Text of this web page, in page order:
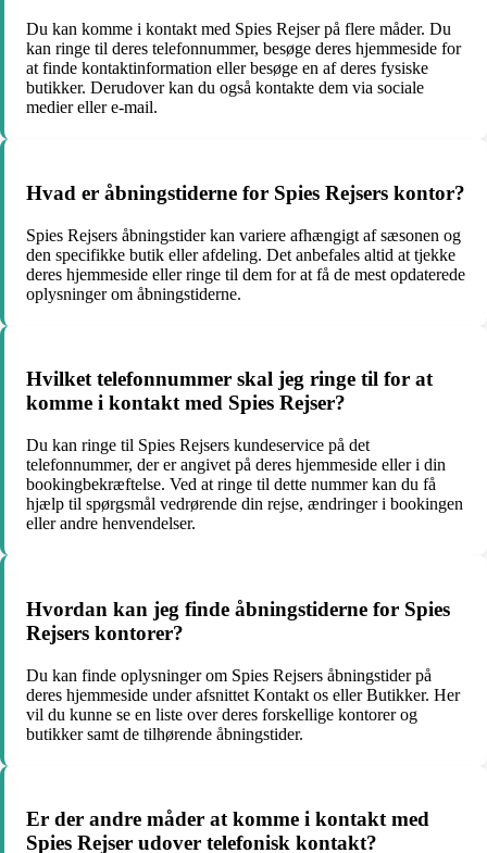
Du kan komme i kontakt med Spies Rejser på flere måder. Du
kan ringe til deres telefonnummer, besøge deres hjemmeside for
at finde kontaktinformation eller besøge en af deres fysiske
butikker. Derudover kan du også kontakte dem via sociale
medier eller e-mail.
Hvad er åbningstiderne for Spies Rejsers kontor?
Spies Rejsers åbningstider kan variere afhængigt af sæsonen og
den specifikke butik eller afdeling. Det anbefales altid at tjekke
deres hjemmeside eller ringe til dem for at få de mest opdaterede
oplysninger om åbningstiderne.
Hvilket telefonnummer skal jeg ringe til for at
komme i kontakt med Spies Rejser?
Du kan ringe til Spies Rejsers kundeservice på det
telefonnummer, der er angivet på deres hjemmeside eller i din
bookingbekræftelse. Ved at ringe til dette nummer kan du få
hjælp til spørgsmål vedrørende din rejse, ændringer i bookingen
eller andre henvendelser.
Hvordan kan jeg finde åbningstiderne for Spies
Rejsers kontorer?
Du kan finde oplysninger om Spies Rejsers åbningstider på
deres hjemmeside under afsnittet Kontakt os eller Butikker. Her
vil du kunne se en liste over deres forskellige kontorer og
butikker samt de tilhørende åbningstider.
Er der andre måder at komme i kontakt med
Spies Rejser udover telefonisk kontakt?